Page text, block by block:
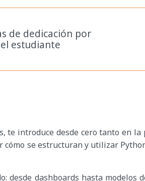
de dedicación por
estudiante
introduce desde cero tanto en
se estructuran y utilizar
dashboards hasta modelos